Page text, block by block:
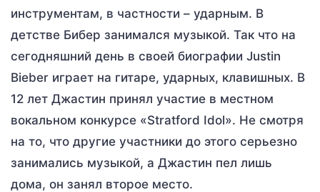
инструментам, в частности – ударным. В
детстве Бибер занимался музыкой. Так что на
сегодняшний день в своей биографии Justin
Bieber играет на гитаре, ударных, клавишных. В
12 лет Джастин принял участие в местном
вокальном конкурсе «Stratford Idol». Не смотря
на то, что другие участники до этого серьезно
занимались музыкой, а Джастин пел лишь
дома, он занял второе место.